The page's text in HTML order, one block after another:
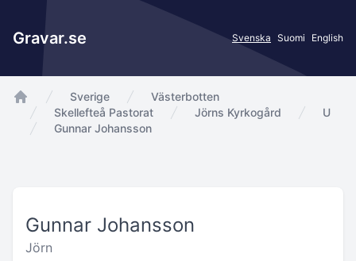
Gravar.se Svenska Suomi English
app.Start
Sverige
Västerbotten
Skellefteå Pastorat
Jörns Kyrkogård
U
Gunnar Johansson
Gunnar Johansson
Jörn